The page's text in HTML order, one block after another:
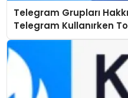
Telegram Grupları
Telegram Kullanırken
Kolaylaştırın